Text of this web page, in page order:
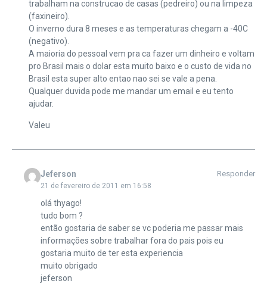
trabalham na construcao de casas (pedreiro) ou na limpeza
(faxineiro).
O inverno dura 8 meses e as temperaturas chegam a -40C
(negativo).
A maioria do pessoal vem pra ca fazer um dinheiro e voltam
pro Brasil mais o dolar esta muito baixo e o custo de vida no
Brasil esta super alto entao nao sei se vale a pena.
Qualquer duvida pode me mandar um email e eu tento
ajudar.
Valeu
Jeferson
21 de fevereiro de 2011 em 16:58
Responder
olá thyago!
tudo bom ?
então gostaria de saber se vc poderia me passar mais
informações sobre trabalhar fora do pais pois eu
gostaria muito de ter esta experiencia
muito obrigado
jeferson